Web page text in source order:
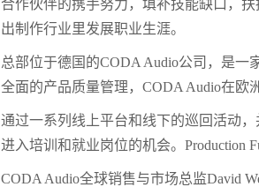
合作伙伴的携手努力，填补技能缺口，
出制作行业里发展职业生涯。
总部位于德国的CODA Audio公司，是
全面的产品质量管理，CODA Audio在欧
通过一系列线上平台和线下的巡回活动
进入培训和就业岗位的机会。Production
CODA Audio全球销售与市场总监David